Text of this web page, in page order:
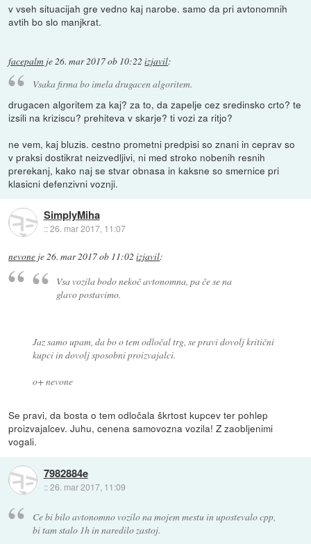
v vseh situacijah gre vedno kaj narobe. samo da pri avtonomnih
avtih bo slo manjkrat.
facepalm je 26. mar 2017 ob 10:22 izjavil:
Vsaka firma bo imela drugacen algoritem.
drugacen algoritem za kaj? za to, da zapelje cez sredinsko crto? te
izsili na kriziscu? prehiteva v skarje? ti vozi za ritjo?
ne vem, kaj bluzis. cestno prometni predpisi so znani in ceprav so
v praksi dostikrat neizvedljivi, ni med stroko nobenih resnih
prerekanj, kako naj se stvar obnasa in kaksne so smernice pri
klasicni defenzivni voznji.
SimplyMiha
::26. mar 2017, 11:07
nevone je26. mar 2017 ob 11:02 izjavil:
Vsa vozila bodo nekoč avtonomna, pa če se na
glavo postavimo.
Jaz samo upam, da bo o tem odločal trg, se pravi dovolj kritični
kupci in dovolj sposobni proizvajalci.
o+ nevone
Se pravi, da bosta o tem odločala škrtost kupcev ter pohlep
proizvajalcev. Juhu, cenena samovozna vozila! Z zaobljenimi
vogali.
7982884e
::26. mar 2017, 11:09
Ce bi bilo avtonomno vozilo na mojem mestu in upostevalo cpp,
bi tam stalo 1h in naredilo zastoj.